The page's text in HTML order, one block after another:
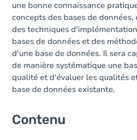
une bonne connaissance
concepts des bases de données,
des techniques
bases de données et des
d'une base de données. Il sera
de manière systématique une
qualité et d'évaluer les qualités
base de données existante.
Contenu